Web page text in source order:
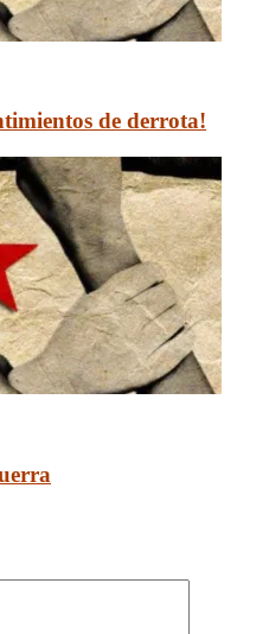
de derrota!